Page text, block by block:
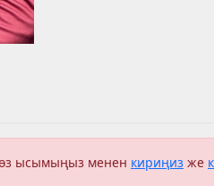
ысымыңыз менен кириңиз же